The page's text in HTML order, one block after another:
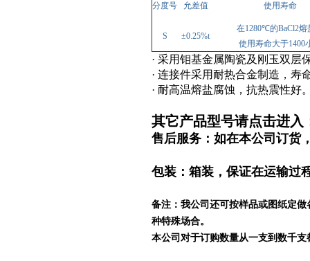
分度号 允差值 使用寿命
S ±0.25%t
在1280℃的BaCl2熔
使用寿命大于1400
· 采用钼基金属陶瓷及刚玉双层
· 连接件采用耐热合金制造，寿
· 耐高温熔盐腐蚀，抗热震性好
其它产品型号请点击进入
售后服务：如在本公司订货
包装：箱装，保证在运输过
备注：我公司还可按样品或图纸定
种特殊场合。
本公司对于订购数量从一支到数千支